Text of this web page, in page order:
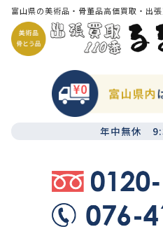
富山県の美術品・骨董品高価買取・出
年中無休